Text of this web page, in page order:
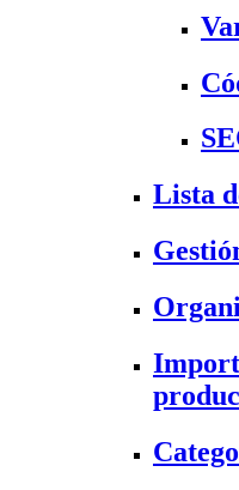
Lista